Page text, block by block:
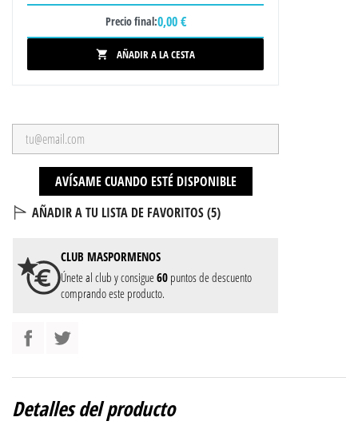
Precio final:0,00 €
 AÑADIR A LA CESTA
AVÍSAME CUANDO ESTÉ DISPONIBLE
AÑADIR A TU LISTA DE FAVORITOS (5)
CLUB MASPORMENOS
Únete al club y consigue60 puntos de descuento
comprando este producto.
Detalles del producto